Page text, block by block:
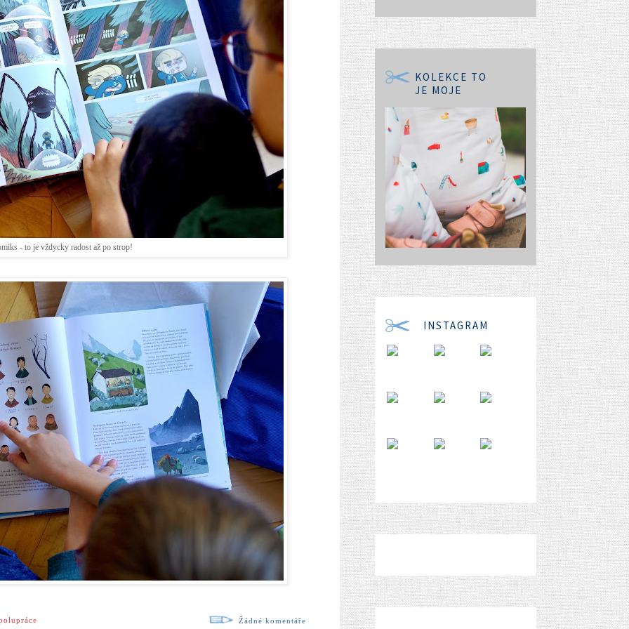
- to je vždycky radost až po strop!
Žádné komentáře
KOLEKCE TO
JE MOJE
INSTAGRAM